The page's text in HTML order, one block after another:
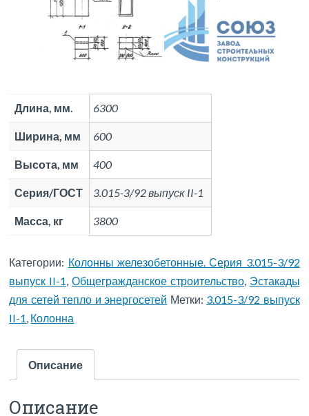
Длина, мм. 6300
Ширина, мм 600
Высота, мм 400
Серия/ГОСТ 3.015-3/92 выпуск II-1
Масса, кг 3800
Категории: Колонны железобетонные. Серия 3.015-3/92
выпуск II-1, Общегражданское строительство, Эстакады
для сетей тепло и энергосетей Метки: 3.015-3/92 выпуск
II-1, Колонна
Описание
Описание